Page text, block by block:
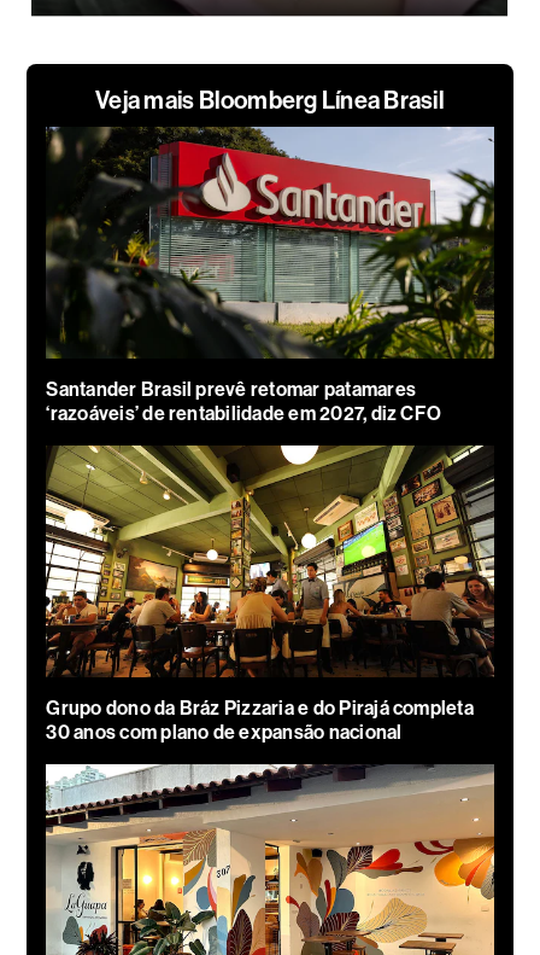
Veja mais Bloomberg Línea Brasil
Santander Brasil prevê retomar patamares
‘razoáveis’ de rentabilidade em 2027, diz CFO
Grupo dono da Bráz Pizzaria e do Pirajá completa
30 anos com plano de expansão nacional